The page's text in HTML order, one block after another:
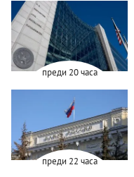
преди 20 часа
преди 22 часа